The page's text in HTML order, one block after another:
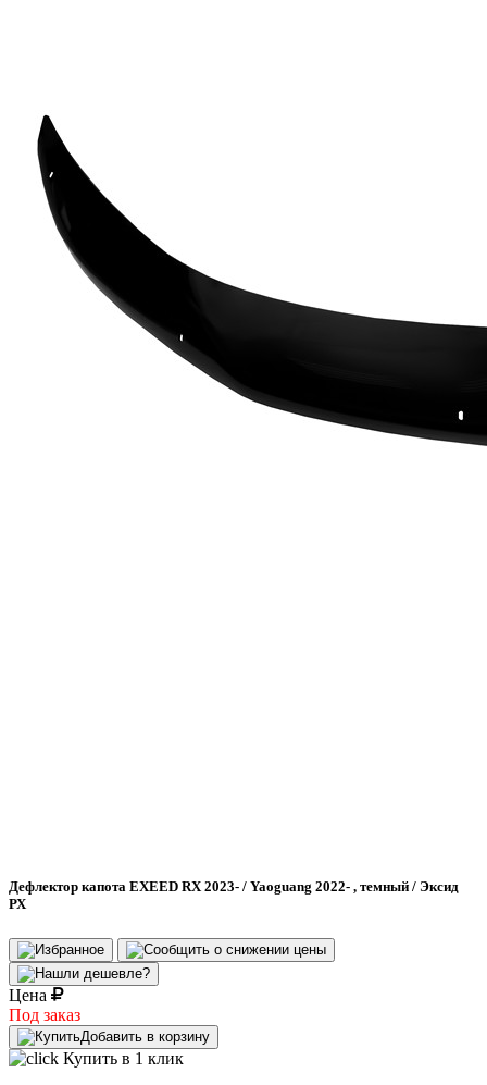
Дефлектор капота EXEED RX 2023- / Yaoguang 2022- , темный / Эксид
РХ
Цена
Под заказ
Добавить в корзину
Купить в 1 клик